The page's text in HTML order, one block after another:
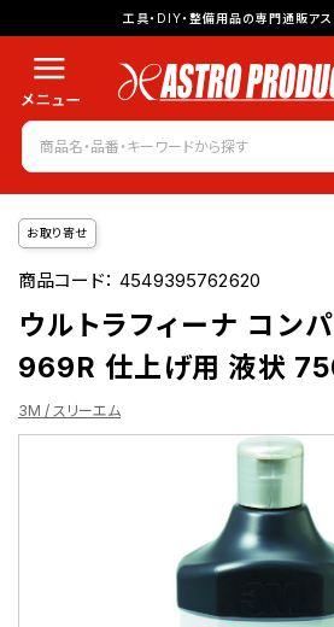
工具・DIY・整備用品の専門通販ア
お取り寄せ
商品コード：4549395762620
ウルトラフィーナ コン
969R 仕上げ用 液状
3M / スリーエム